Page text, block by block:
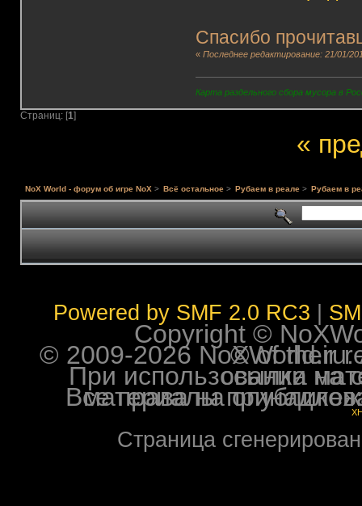
Спасибо
«Последнее редактирование: 21/01/
Карта раздельного сбора мусора в
Страниц: [1]
«
NoX World - форум об игре NoX > Всё остальное > Рубаем в реале > Рубаем в
Powered by SMF 2.0 RC3
Copyright ©
© 2009-2026 NoXWorld.ru. All
При использовании
Все права на опубликованные на форуме
Страница